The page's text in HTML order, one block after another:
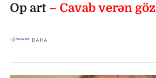
Op art – Cavab verən göz
DAHA